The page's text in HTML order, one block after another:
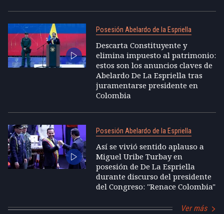
Posesión Abelardo de la Espriella
Descarta Constituyente y
elimina impuesto al patrimonio:
estos son los anuncios claves de
Abelardo De La Espriella tras
juramentarse presidente en
Colombia
Posesión Abelardo de la Espriella
Así se vivió sentido aplauso a
Miguel Uribe Turbay en
posesión de De La Espriella
durante discurso del presidente
del Congreso: "Renace Colombia"
Ver más